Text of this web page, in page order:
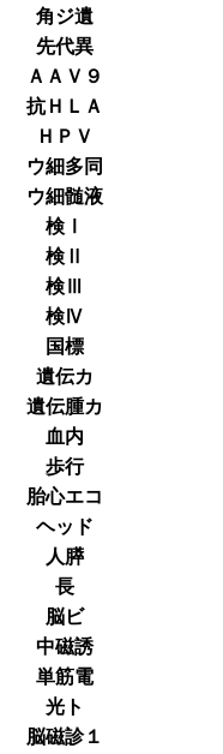
角ジ遺
先代異
ＡＡＶ９
抗ＨＬＡ
ＨＰＶ
ウ細多同
ウ細髄液
検Ⅰ
検Ⅱ
検Ⅲ
検Ⅳ
国標
遺伝カ
遺伝腫カ
血内
歩行
胎心エコ
ヘッド
人膵
長
脳ビ
中磁誘
単筋電
光ト
脳磁診１